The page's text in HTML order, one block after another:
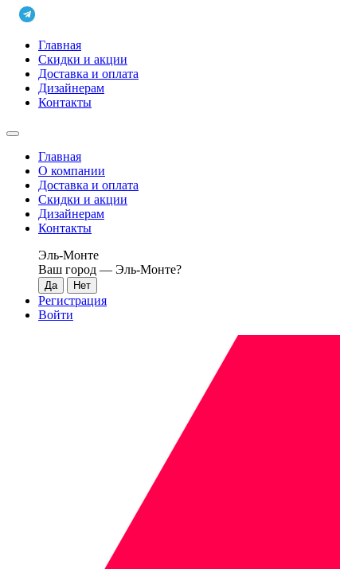
Главная
Скидки и акции
Доставка и оплата
Дизайнерам
Контакты
Главная
О компании
Доставка и оплата
Скидки и акции
Дизайнерам
Контакты
Эль-Монте
Ваш город — Эль-Монте?
Регистрация
Войти